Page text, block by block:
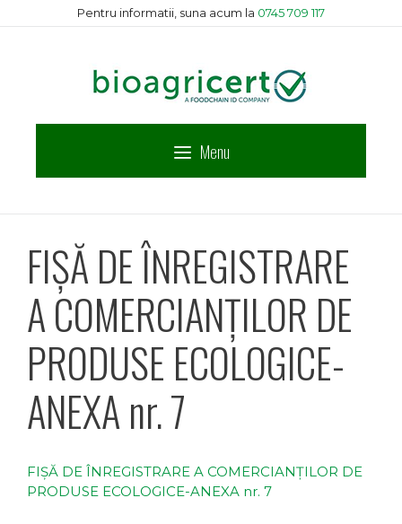
la
Pentru informatii, suna acum la 0745 709 117
Menu
FIŞĂ DE ÎNREGISTRARE
A COMERCIANȚILOR DE
PRODUSE ECOLOGICE-
ANEXA nr. 7
FIŞĂ DE ÎNREGISTRARE A COMERCIANȚILOR DE
PRODUSE ECOLOGICE-ANEXA nr. 7